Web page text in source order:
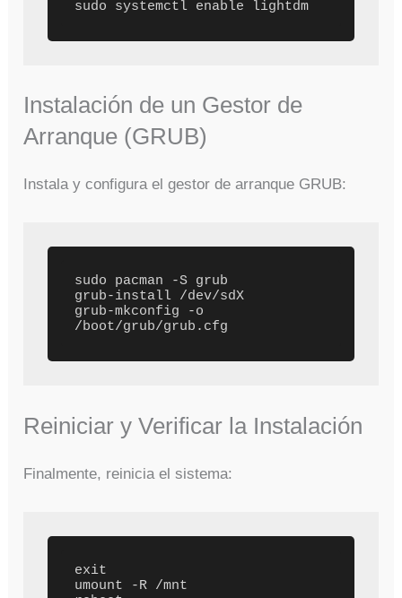
Instalación de un Gestor de
Arranque (GRUB)
Instala y configura el gestor de arranque GRUB:
sudo pacman -S grub
grub-install /dev/sdX
grub-mkconfig -o
Reiniciar y Verificar la Instalación
Finalmente, reinicia el sistema:
exit
umount -R /mnt